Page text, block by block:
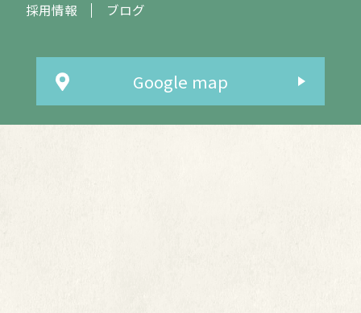
採用情報 ブログ
Google map